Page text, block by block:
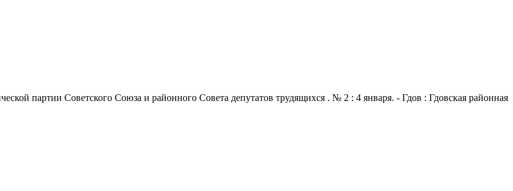
партии Советского Союза и районного Совета депутатов трудящихся . № 2 : 4 января. - Гдов : Гдовская районная